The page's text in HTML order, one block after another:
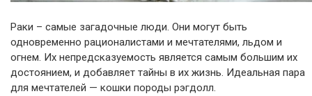
Раки – самые загадочные люди. Они могут быть
одновременно рационалистами и мечтателями, льдом и
огнем. Их непредсказуемость является самым большим их
достоянием, и добавляет тайны в их жизнь. Идеальная пара
для мечтателей — кошки породы рэгдолл.